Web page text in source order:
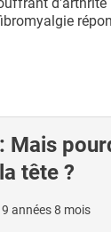
Mais
tête ?
9 années 8 mois